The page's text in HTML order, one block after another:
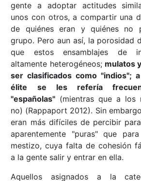
gente a adoptar actitudes
unos con otros, a compartir una
de quiénes eran y quiénes no
grupo. Pero aun así, la porosidad
que estos ensamblajes de
altamente heterogéneos; mulatos
ser clasificados como "indios";
élite se les refería
"españolas" (mientras que a los
no) (Rappaport 2012). Sin
eran más difíciles de percibir
aparentemente "puras" que
mestizo, cuya falta de cohesión
a la gente salir y entrar en ella.
Aquellos asignados a la